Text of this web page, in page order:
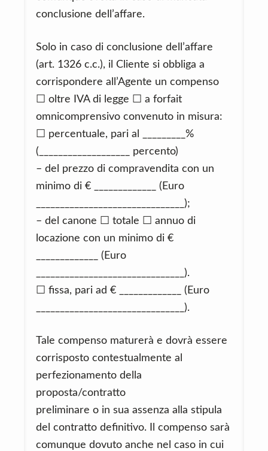
conclusione dell’affare.
Solo in caso di conclusione dell’affare
(art. 1326 c.c.), il Cliente si obbliga a
corrispondere all’Agente un compenso
☐ oltre IVA di legge ☐ a forfait
omnicomprensivo convenuto in misura:
☐ percentuale, pari al _________%
(___________________ percento)
– del prezzo di compravendita con un
minimo di € _____________ (Euro
_______________________________);
– del canone ☐ totale ☐ annuo di
locazione con un minimo di €
_____________ (Euro
_______________________________).
☐ fissa, pari ad € _____________ (Euro
_______________________________).
Tale compenso maturerà e dovrà essere
corrisposto contestualmente al
perfezionamento della
proposta/contratto
preliminare o in sua assenza alla stipula
del contratto definitivo. Il compenso sarà
comunque dovuto anche nel caso in cui